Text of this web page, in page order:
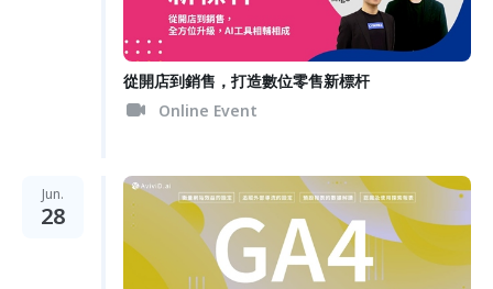
從開店到銷售，打造數位零售新標杆
Online Event
Jun.
28